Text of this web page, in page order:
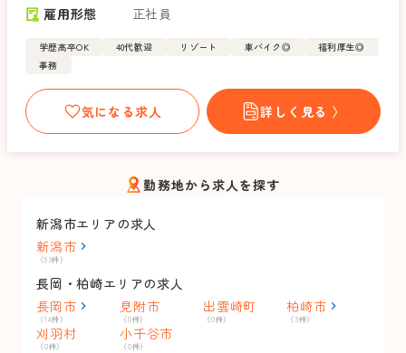
雇用形態 正社員
学歴高卒OK 40代歓迎 リゾート 車バイク◎
福利厚生◎
事務
気になる求人 詳しく見る 〉
勤務地から求人を探す
新潟市エリアの求人
新潟市
（53件）
長岡・柏崎エリアの求人
長岡市
（14件）
見附市
（0件）
出雲崎町
（0件）
柏崎市
（3件）
刈羽村
（0件）
小千谷市
（0件）